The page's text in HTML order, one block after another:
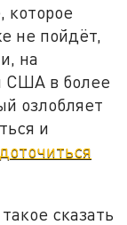
которое
не пойдёт,
на
США в более
озлобляет
и
сказать